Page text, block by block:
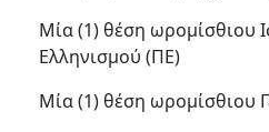
Μία (1) θέση ωρομίσθιου
Ελληνισμού (ΠΕ)
Μία (1) θέση ωρομίσθιου